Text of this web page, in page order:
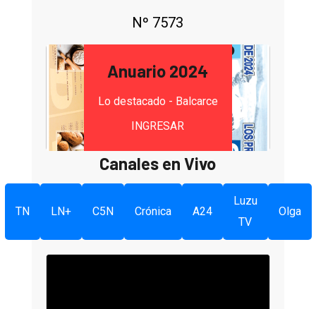
Nº 7573
Anuario 2024
Lo destacado - Balcarce
INGRESAR
Canales en Vivo
TN LN+ C5N Crónica A24
Luzu
TV
Olga